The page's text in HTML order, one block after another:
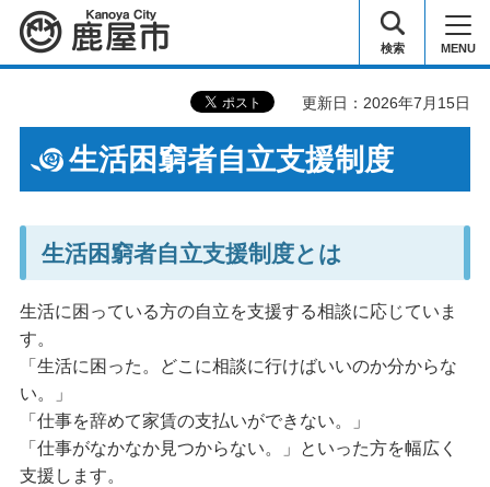
鹿屋市 検索 MENU
更新日：2026年7月15日
生活困窮者自立支援制度
生活困窮者自立支援制度とは
生活に困っている方の自立を支援する相談に応じていま
す。
「生活に困った。どこに相談に行けばいいのか分からな
い。」
「仕事を辞めて家賃の支払いができない。」
「仕事がなかなか見つからない。」といった方を幅広く
支援します。